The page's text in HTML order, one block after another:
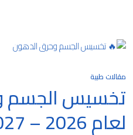
مقالات طبية
تخسيس الجسم
لعام 2026 – 2027